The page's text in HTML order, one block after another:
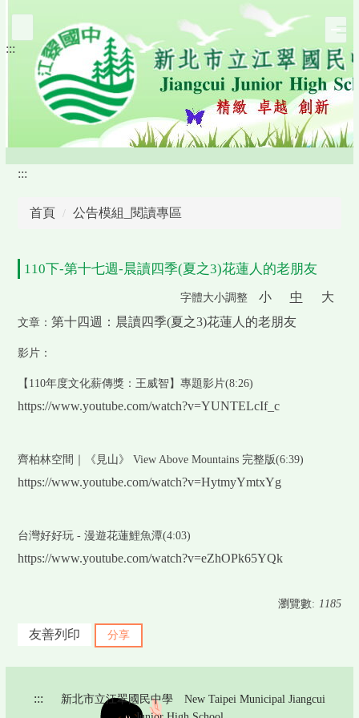
跳
主
:::
:::
首頁 公告模組_閱讀專區
110下-第十七週-晨讀四季(夏之3)花蓮人的老朋友
字體大小調整 小 中 大
文章： 第十四週：晨讀四季(夏之3)花蓮人的老朋友
影片：
【110年度文化薪傳獎：王威智】專題影片(8:26)
https://www.youtube.com/watch?v=YUNTELcIf_c
齊柏林空間｜《見山》 View Above Mountains 完整版(6:39)
https://www.youtube.com/watch?v=HytmyYmtxYg
台灣好好玩 - 漫遊花蓮鯉魚潭(4:03)
https://www.youtube.com/watch?v=eZhOPk65YQk
瀏覽數: 1185
友善列印 分享
::: 新北市立江翠國民中學 New Taipei Municipal Jiangcui